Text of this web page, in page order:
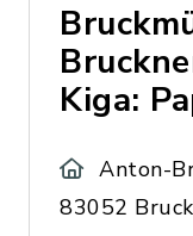
Kiga:
Anton-
83052